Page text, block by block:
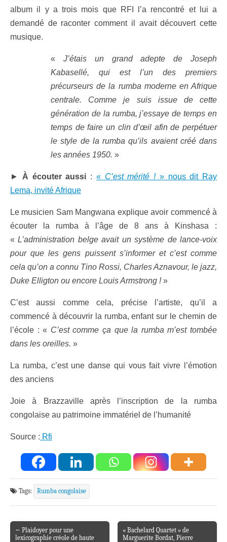
album il y a trois mois que RFI l’a rencontré et lui a
demandé de raconter comment il avait découvert cette
musique.
« J’étais un grand adepte de Joseph
Kabasellé, qui est l’un des premiers
précurseurs de la rumba moderne en Afrique
centrale. Comme je suis issue de cette
génération de la rumba, j’essaye de temps en
temps de faire un clin d’œil afin de perpétuer
le style de la rumba qu’ils avaient créé dans
les années 1950. »
► À écouter aussi : « C’est mérité !» nous dit Ray
Lema, invité Afrique
Le musicien Sam Mangwana explique avoir commencé à
écouter la rumba à l’âge de 8 ans à Kinshasa :
«L’administration belge avait un système de lance-voix
pour que les gens puissent s’informer et c’est comme
cela qu’on a connu Tino Rossi, Charles Aznavour, le jazz,
Duke Elligton ou encore Louis Armstrong !»
C’est aussi comme cela, précise l’artiste, qu’il a
commencé à découvrir la rumba, enfant sur le chemin de
l’école : « C’est comme ça que la rumba m’est tombée
dans les oreilles. »
La rumba, c’est une danse qui vous fait vivre l’émotion
des anciens
Joie à Brazzaville après l’inscription de la rumba
congolaise au patrimoine immatériel de l’humanité
Source : Rfi
Tags: Rumba congolaise
Post navigation
← Plaidoyer pour une
lexicographie créole de haute
« Bachelard Quartet » de
Marguerite Bordat, Pierre